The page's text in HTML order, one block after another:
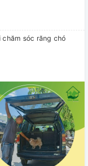
chăm sóc răng chó